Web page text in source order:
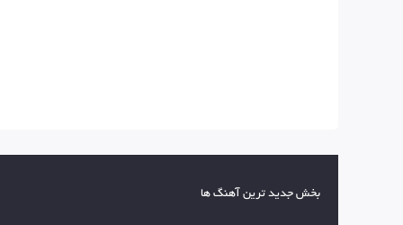
بخش جدید ترین آهنگ ها